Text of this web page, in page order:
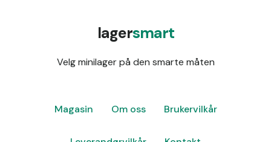
lagersmart
Velg minilager på den smarte måten
Magasin Om oss Brukervilkår